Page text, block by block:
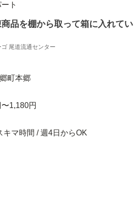
ト
品を棚から取って箱に入れて
尾道流通センター
町本郷
1,180円
キマ時間 / 週4日からOK